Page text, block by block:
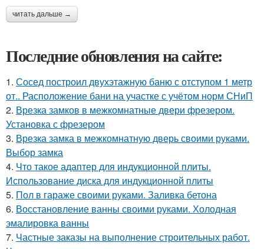
читать дальше →
Последние обновления на сайте:
1. Сосед построил двухэтажную баню с отступом 1 метр
от.. Расположение бани на участке с учётом норм СНиП
2. Врезка замков в межкомнатные двери фрезером.
Установка с фрезером
3. Врезка замка в межкомнатную дверь своими руками.
Выбор замка
4. Что такое адаптер для индукционной плиты.
Использование диска для индукционной плиты
5. Пол в гараже своими руками. Заливка бетона
6. Восстановление ванны своими руками. Холодная
эмалировка ванны
7. Частные заказы на выполнение строительных работ.